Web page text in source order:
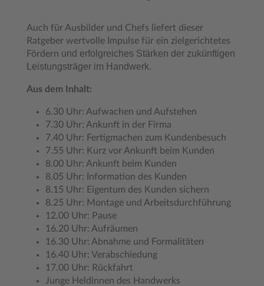
Auch für Ausbilder und Chefs liefert dieser
Ratgeber wertvolle Impulse für ein zielgerichtetes
Fördern und erfolgreiches Stärken der zukünftigen
Leistungsträger im Handwerk.
Aus dem Inhalt:
6.30 Uhr: Aufwachen und Aufstehen
7.30 Uhr: Ankunft in der Firma
7.40 Uhr: Fertigmachen zum Kundenbesuch
7.55 Uhr: Kurz vor Ankunft beim Kunden
8.00 Uhr: Ankunft beim Kunden
8.05 Uhr: Information des Kunden
8.15 Uhr: Eigentum des Kunden sichern
8.25 Uhr: Montage und Arbeitsdurchführung
12.00 Uhr: Pause
16.20 Uhr: Aufräumen
16.30 Uhr: Abnahme und Formalitäten
16.40 Uhr: Verabschiedung
17.00 Uhr: Rückfahrt
Junge Heldinnen des Handwerks